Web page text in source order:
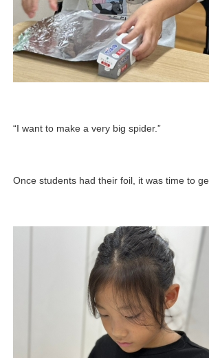
“I want to make a very big spider.”
Once students had their foil, it was time to